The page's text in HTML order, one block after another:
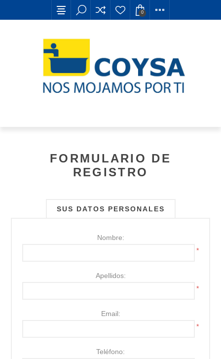
0
FORMULARIO DE
REGISTRO
SUS DATOS PERSONALES
Nombre:
*
Apellidos:
*
Email:
*
Teléfono: